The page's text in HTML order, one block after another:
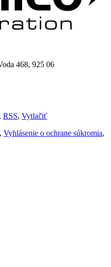
468, 925 06
, RSS, Vytlačiť
, Vyhlásenie o ochrane súkromia,